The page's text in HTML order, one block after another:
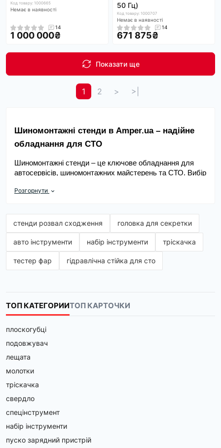
Код товару: 1000665
Немає в наявності
14
1 000 000₴
50 Гц)
Код товару: 1000707
Немає в наявності
14
671 875₴
Показати ще
1 2 > >|
Шиномонтажні стенди в Amper.ua – надійне
обладнання для СТО
Шиномонтажні стенди – це ключове обладнання для
автосервісів, шиномонтажних майстерень та СТО. Вибір
транспорту, що обслуговується, та вимог до зручності
функціональні рішення для легкового, вантажного та
мото шиномонтажу.
Який шиномонтажний стенд обрати?
Напівавтоматичні стенди – доступний та
ручним керуванням та підходять для
стандартних шиномонтажних робіт. Відмінний
клієнтів.
Автоматичні шиномонтажні стенди
Вантажні шиномонтажні стенди
колесами вантажівок, автобусів, спецтехніки.
Посилена конструкція, потужні затискні
Розгорнути
стенди розвал сходження головка для секретки
авто інструменти набір інструменти тріскачка
тестер фар гідравлічна стійка для сто
ТОП КАТЕГОРИИТОП КАРТОЧКИ
плоскогубці
подовжувач
лещата
молотки
тріскачка
свердло
спецінструмент
набір інструменти
пуско зарядний пристрій